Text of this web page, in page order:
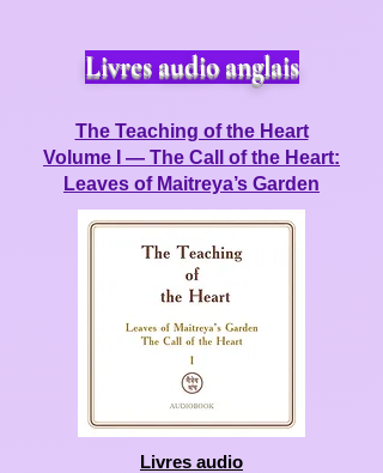
Livres audio anglais
The Teaching of the Heart
Volume I — The Call of the Heart:
Leaves of Maitreya’s Garden
Livres audio